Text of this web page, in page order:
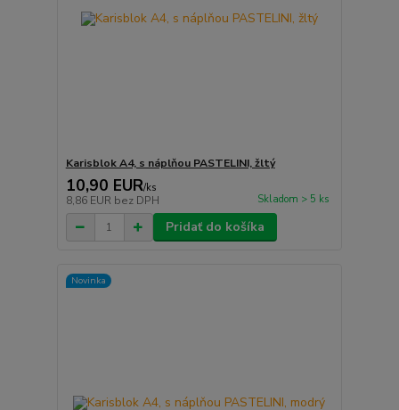
Karisblok A4, s náplňou PASTELINI, žltý
10,90 EUR/ks
8,86 EUR bez DPH Skladom > 5 ks
Pridať do košíka
Novinka